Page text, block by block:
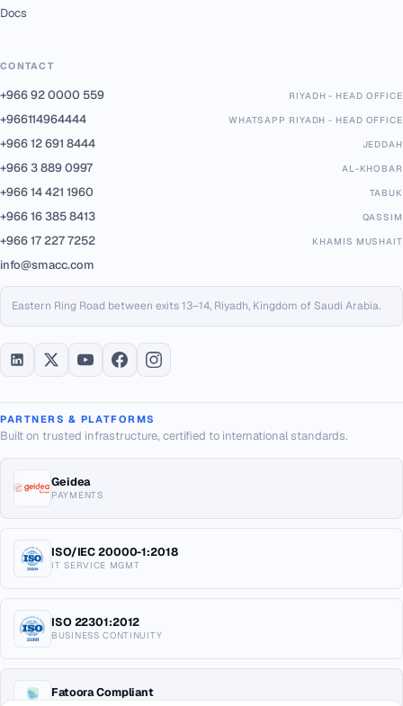
Docs
CONTACT
+966 92 0000 559 RIYADH - HEAD OFFICE
+966114964444 WHATSAPP RIYADH - HEAD OFFICE
+966 12 691 8444 JEDDAH
+966 3 889 0997 AL-KHOBAR
+966 14 421 1960 TABUK
+966 16 385 8413 QASSIM
+966 17 227 7252 KHAMIS MUSHAIT
info@smacc.com
Eastern Ring Road between exits 13–14, Riyadh, Kingdom of Saudi Arabia.
PARTNERS & PLATFORMS
Built on trusted infrastructure, certified to international standards.
Geidea
PAYMENTS
ISO/IEC 20000-1:2018
IT SERVICE MGMT
ISO 22301:2012
BUSINESS CONTINUITY
Fatoora Compliant